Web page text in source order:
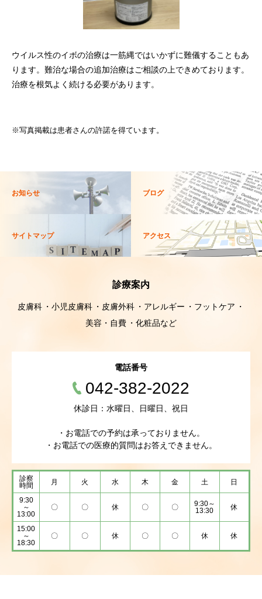
ウイルス性のイボの治療は一筋縄ではいかずに難儀することもあ
ります。難治な場合の追加治療はご相談の上できめております。
治療を根気よく続ける必要があります。
※写真掲載は患者さんの許諾を得ています。
お知らせ ブログ
サイトマップ アクセス
診療案内
皮膚科 小児皮膚科 皮膚外科 アレルギー
フットケア
美容・自費
化粧品など
電話番号
042-382-2022
休診日：水曜日、日曜日、祝日
・お電話での予約は承っておりません。
・お電話での医療的質問はお答えできません。
診察
時間
月 火 水 木 金 土 日
9:30
～
13:00
〇 〇 休 〇 〇
9:30～
13:30
休
15:00
～
18:30
〇 〇 休 〇 〇 休 休